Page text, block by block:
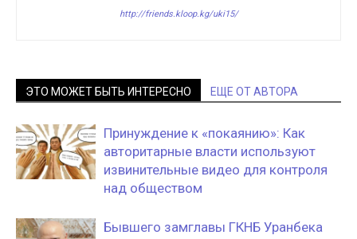
http://friends.kloop.kg/uki15/
ЭТО МОЖЕТ БЫТЬ ИНТЕРЕСНО ЕЩЕ ОТ АВТОРА
Принуждение к «покаянию»: Как
авторитарные власти используют
извинительные видео для контроля
над обществом
Бывшего замглавы ГКНБ Уранбека